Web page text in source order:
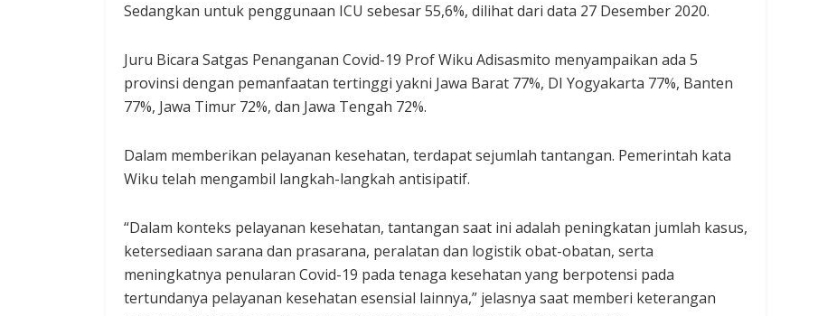
Sedangkan untuk penggunaan ICU sebesar 55,6%, dilihat dari data 27 Desember 2020.
Juru Bicara Satgas Penanganan Covid-19 Prof Wiku Adisasmito menyampaikan ada 5
provinsi dengan pemanfaatan tertinggi yakni Jawa Barat 77%, DI Yogyakarta 77%, Banten
77%, Jawa Timur 72%, dan Jawa Tengah 72%.
Dalam memberikan pelayanan kesehatan, terdapat sejumlah tantangan. Pemerintah kata
Wiku telah mengambil langkah-langkah antisipatif.
“Dalam konteks pelayanan kesehatan, tantangan saat ini adalah peningkatan jumlah kasus,
ketersediaan sarana dan prasarana, peralatan dan logistik obat-obatan, serta
meningkatnya penularan Covid-19 pada tenaga kesehatan yang berpotensi pada
tertundanya pelayanan kesehatan esensial lainnya,” jelasnya saat memberi keterangan